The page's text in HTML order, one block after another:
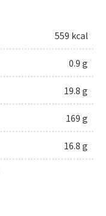
559 kcal
0.9 g
19.8 g
169 g
16.8 g